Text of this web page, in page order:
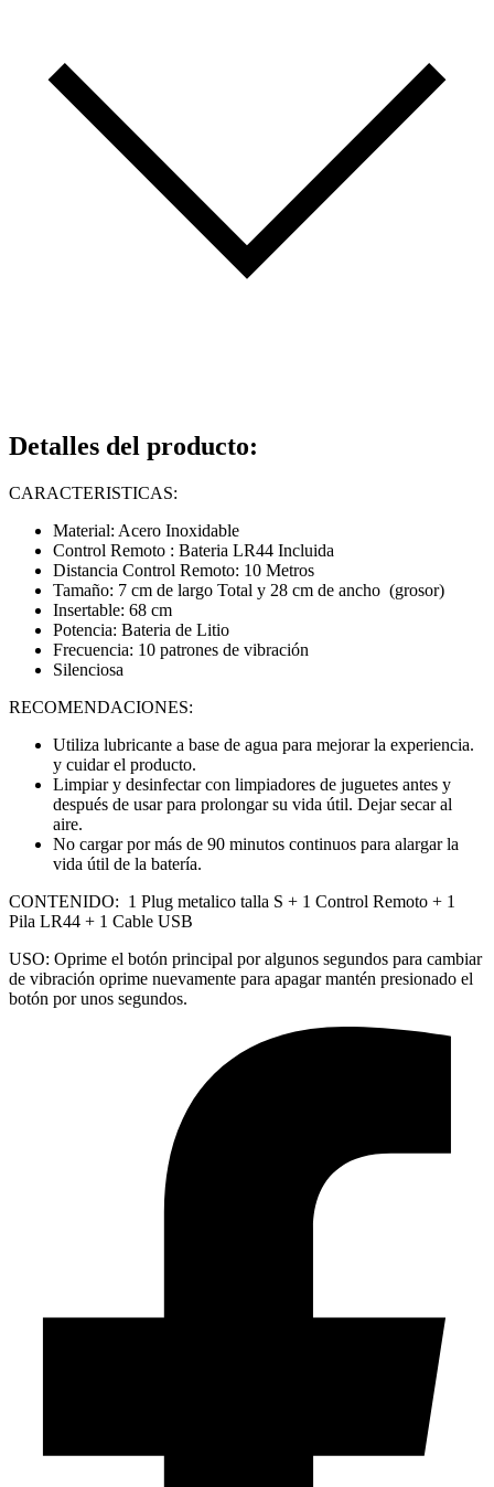
Detalles del producto:
CARACTERISTICAS:
Material: Acero Inoxidable
Control Remoto : Bateria LR44 Incluida
Distancia Control Remoto: 10 Metros
Tamaño: 7 cm de largo Total y 28 cm de ancho (grosor)
Insertable: 68 cm
Potencia: Bateria de Litio
Frecuencia: 10 patrones de vibración
Silenciosa
RECOMENDACIONES:
Utiliza lubricante a base de agua para mejorar la experiencia.
y cuidar el producto.
Limpiar y desinfectar con limpiadores de juguetes antes y
después de usar para prolongar su vida útil. Dejar secar al
aire.
No cargar por más de 90 minutos continuos para alargar la
vida útil de la batería.
CONTENIDO: 1 Plug metalico talla S + 1 Control Remoto + 1
Pila LR44 + 1 Cable USB
USO: Oprime el botón principal por algunos segundos para cambiar
de vibración oprime nuevamente para apagar mantén presionado el
botón por unos segundos.